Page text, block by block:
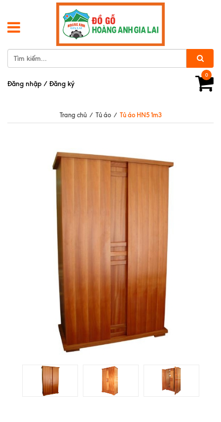
0
Đăng nhập / Đăng ký
Trang chủ / Tủ áo / Tủ áo HN5 1m3